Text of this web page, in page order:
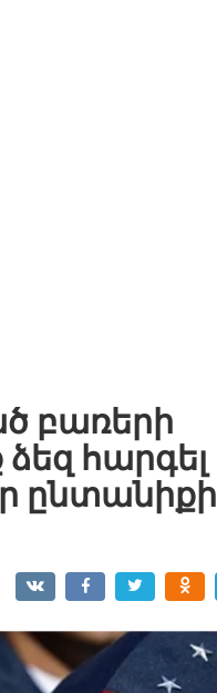
բառերի
հարգել
ընտանիքի